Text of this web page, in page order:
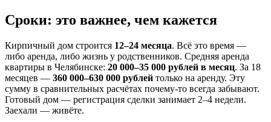
Сроки: это важнее, чем кажется
Кирпичный дом строится 12–24 месяца. Всё это время —
либо аренда, либо жизнь у родственников. Средняя аренда
квартиры в Челябинске: 20 000–35 000 рублей в месяц. За 18
месяцев — 360 000–630 000 рублей только на аренду. Эту
сумму в сравнительных расчётах почему-то всегда забывают.
Готовый дом — регистрация сделки занимает 2–4 недели.
Заехали — живёте.